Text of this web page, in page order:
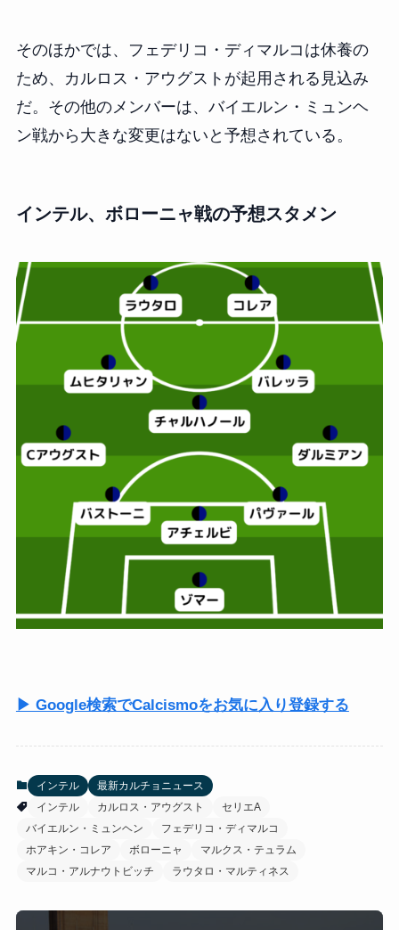
そのほかでは、フェデリコ・ディマルコは休養の
ため、カルロス・アウグストが起用される見込み
だ。その他のメンバーは、バイエルン・ミュンヘ
ン戦から大きな変更はないと予想されている。
インテル、ボローニャ戦の予想スタメン
▶ Google検索でCalcismoをお気に入り登録する
インテル
最新カルチョニュース
インテル
カルロス・アウグスト
セリエA
バイエルン・ミュンヘン
フェデリコ・ディマルコ
ホアキン・コレア
ボローニャ
マルクス・テュラム
マルコ・アルナウトビッチ
ラウタロ・マルティネス